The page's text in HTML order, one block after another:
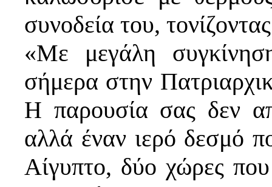
συνοδεία του,
«Με μεγάλη
σήμερα στην
Η παρουσία σας δεν
αλλά έναν ιερό δεσμό
Αίγυπτο, δύο χώρες